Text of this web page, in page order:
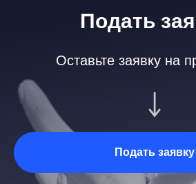
Подать
Оставьте заявку на
Подать заявку